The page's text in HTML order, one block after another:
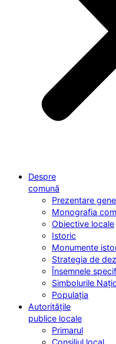
Despre
comună
Prezentare
Monografia
Obiective locale
Istoric
Monumente
Strategia de
Însemnele
Simbolurile
Populația
Autoritățile
publice locale
Primarul
Consiliul local